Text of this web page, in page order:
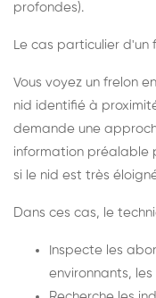
profondes).
Le cas particulier d'un
Vous voyez un frelon
nid identifié à
demande une
information préalable
si le nid est très
Dans ces cas, le
Inspecte les
environnants,